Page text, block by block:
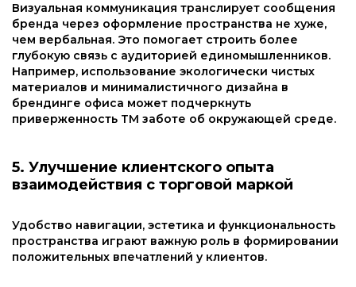
Визуальная коммуникация транслирует сообщения
бренда через оформление пространства не хуже,
чем вербальная. Это помогает строить более
глубокую связь с аудиторией единомышленников.
Например, использование экологически чистых
материалов и минималистичного дизайна в
брендинге офиса может подчеркнуть
приверженность ТМ заботе об окружающей среде.
5. Улучшение клиентского опыта
взаимодействия с торговой маркой
Удобство навигации, эстетика и функциональность
пространства играют важную роль в формировании
положительных впечатлений у клиентов.